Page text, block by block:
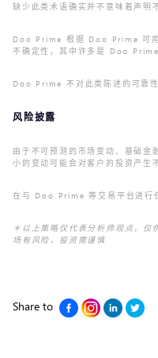
缺少此类术语确实并不意味着声明
Doo Prime 根据 Doo Prime 可用
不确定性，其中许多是 Doo Prime
Doo Prime 不对此类陈述的可靠
风险披露
由于不可预测的市场变动、基础金
小的变动可能会对客户的投资产生
在与 Doo Prime 等交易平台进行
＊以上策略仅代表分析师观点，
场有风险，投资需谨慎
Share to